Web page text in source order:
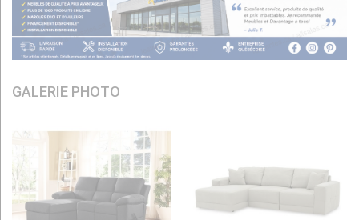
GALERIE PHOTO